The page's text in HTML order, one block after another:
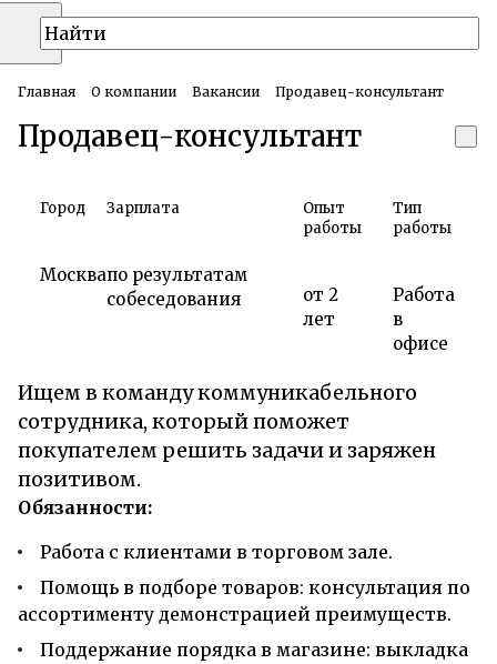
Главная О компании Вакансии Продавец-консультант
Продавец-консультант
Город
Москва
Зарплата
по результатам
собеседования
Опыт
работы
от 2
лет
Тип
работы
Работа
в
офисе
Ищем в команду коммуникабельного
сотрудника, который поможет
покупателем решить задачи и заряжен
позитивом.
Обязанности:
Работа с клиентами в торговом зале.
Помощь в подборе товаров: консультация по
ассортименту демонстрацией преимуществ.
Поддержание порядка в магазине: выкладка